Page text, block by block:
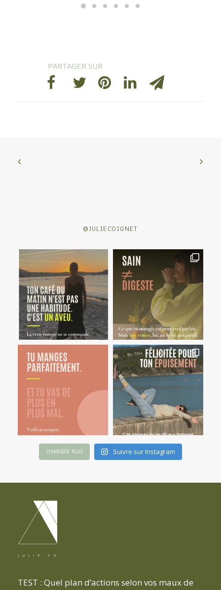
@JULIECOIGNET
CHARGER PLUS Suivre sur Instagram
TEST : Quel plan d’actions selon vos maux de